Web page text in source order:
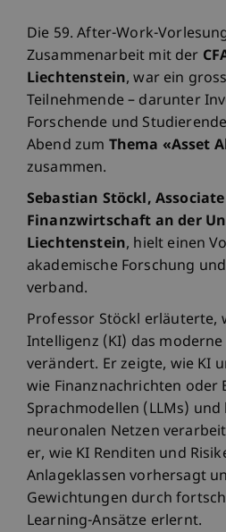
Die 59. After-Work-
Zusammenarbeit mit der
Liechtenstein, war ein
Teilnehmende – darunter
Forschende und
Abend zum Thema «Asset
zusammen.
Sebastian Stöckl,
Finanzwirtschaft an der
Liechtenstein, hielt einen
akademische Forschung
verband.
Professor Stöckl erläuterte,
Intelligenz (KI) das
verändert. Er zeigte, wie KI
wie Finanznachrichten oder
Sprachmodellen (LLMs)
neuronalen Netzen
er, wie KI Renditen und
Anlageklassen vorhersagt
Gewichtungen durch
Learning-Ansätze erlernt.